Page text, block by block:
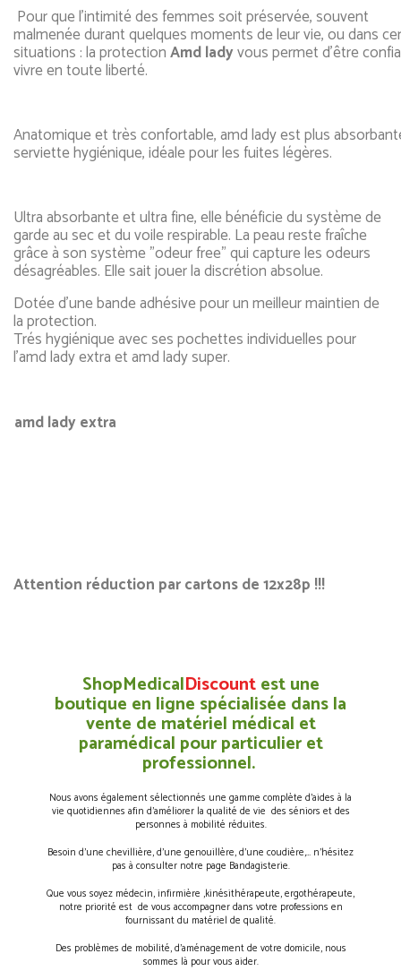
Pour que l’intimité des femmes soit préservée, souvent
malmenée durant quelques moments de leur vie, ou dans
situations : la protectionAmd ladyvous permet d’être
vivre en toute liberté.
Anatomique et très confortable, amd lady est plus
serviette hygiénique, idéale pour les fuites légères.
Ultra absorbante et ultra fine, elle bénéficie du système de
garde au sec et du voile respirable. La peau reste fraîche
grâce à son système "odeur free" qui capture les odeurs
désagréables. Elle sait jouer la discrétion absolue.
Dotée d’une bande adhésive pour un meilleur maintien de
la protection.
Trés hygiénique avec ses pochettes individuelles pour
l’amd lady extra et amd lady super.
amd lady extra
Attention réduction par cartons de 12x28p !!!
ShopMedicalDiscountest une
boutique en ligne spécialisée dans la
vente de matériel médical et
paramédical pour particulier et
professionnel.
Nous avons également sélectionnés une gamme complète d’aides à la
vie quotidiennes afin d’améliorer la qualité de vie des séniors et des
personnes à mobilité réduites.
Besoin d’une chevillière, d’une genouillère, d’une coudière,… n’hésitez
pas à consulter notre page Bandagisterie.
Que vous soyez médecin, infirmière ,kinésithérapeute, ergothérapeute,
notre priorité est de vous accompagner dans votre professions en
fournissant du matériel de qualité.
Des problèmes de mobilité, d’aménagement de votre domicile, nous
sommes là pour vous aider.